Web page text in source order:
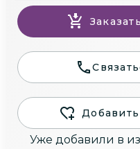
Уже добавили в